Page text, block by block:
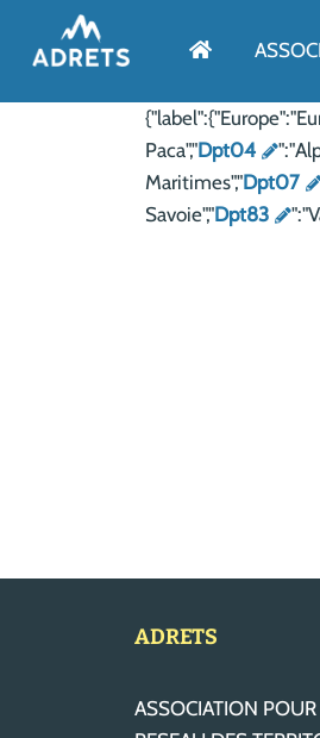
Paca","Dpt04
Maritimes","Dpt07
Savoie","Dpt83
ADRETS
ASSOCIATION